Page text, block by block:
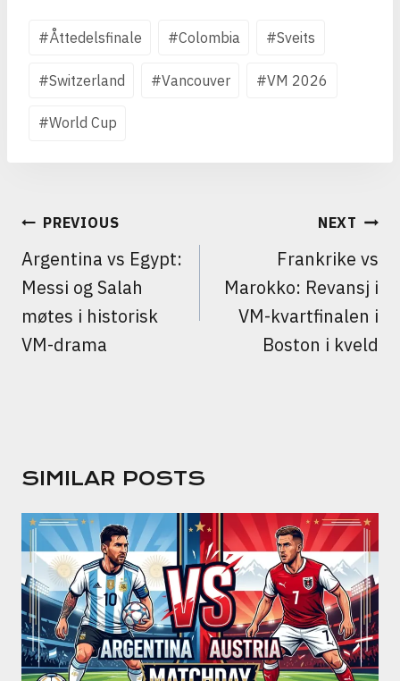
Post
#Åttedelsfinale #Colombia #Sveits
#Switzerland #Vancouver #VM 2026
#World Cup
INNLEGGSNAVIGASJON
PREVIOUS
Argentina vs Egypt:
Messi og Salah
møtes i historisk
VM-drama
NEXT
Frankrike vs
Marokko: Revansj i
VM-kvartfinalen i
Boston i kveld
SIMILAR POSTS